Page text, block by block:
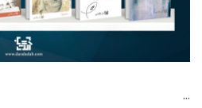
...